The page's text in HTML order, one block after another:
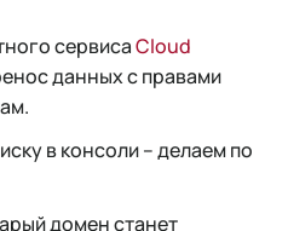
сервисаCloud
данных с правами
в консоли – делаем по
домен станет